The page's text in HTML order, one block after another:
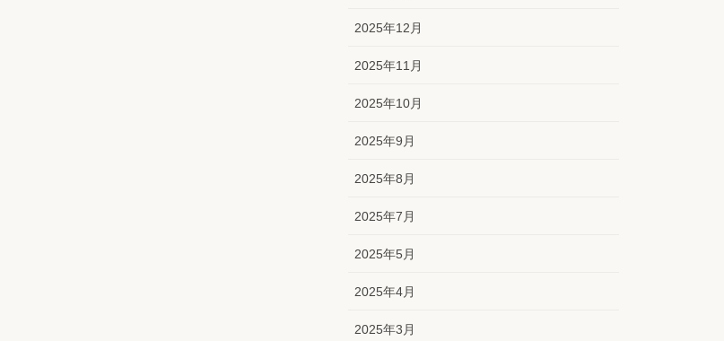
2025年12月
2025年11月
2025年10月
2025年9月
2025年8月
2025年7月
2025年5月
2025年4月
2025年3月